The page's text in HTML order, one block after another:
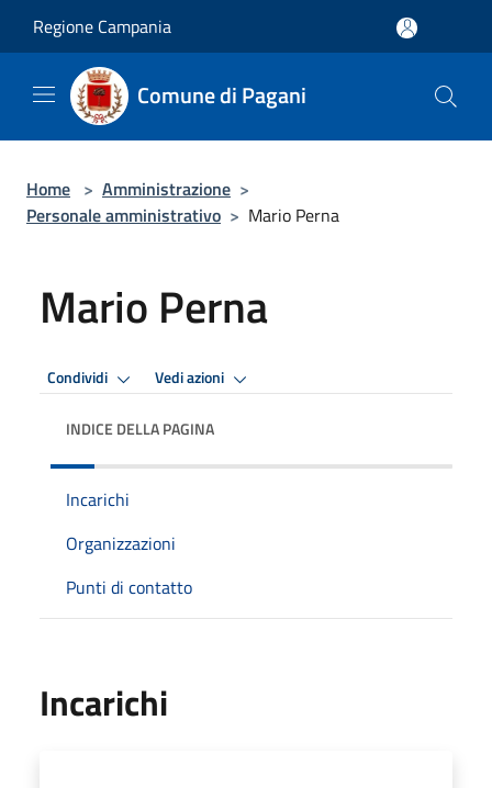
Regione Campania
Comune di Pagani
Home > Amministrazione >
Personale amministrativo > Mario Perna
Mario Perna
Condividi Vedi azioni
INDICE DELLA PAGINA
Incarichi
Organizzazioni
Punti di contatto
Incarichi